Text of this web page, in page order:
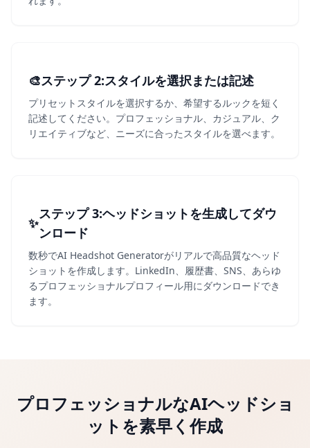
2
🎨ステップ 2:スタイルを選択または記述
プリセットスタイルを選択するか、希望するルックを短く
記述してください。プロフェッショナル、カジュアル、ク
リエイティブなど、ニーズに合ったスタイルを選べます。
3
✨
ステップ 3:ヘッドショットを生成してダウ
ンロード
数秒でAI Headshot Generatorがリアルで高品質なヘッド
ショットを作成します。LinkedIn、履歴書、SNS、あらゆ
るプロフェッショナルプロフィール用にダウンロードでき
ます。
プロフェッショナルなAIヘッドショ
ットを素早く作成